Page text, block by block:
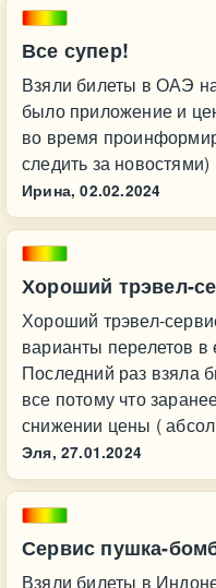
Все супер!
Взяли билеты в ОАЭ
было приложение и
во время
следить за новостями)
Ирина, 02.02.2024
Хороший трэвел-
Хороший трэвел-
варианты перелетов
Последний раз взяла
все потому что
снижении цены (
Эля, 27.01.2024
Сервис пушка-
Взяли билеты в